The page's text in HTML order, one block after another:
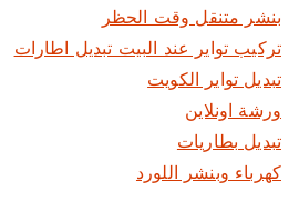
بنشر متنقل وقت الحظر
تركيب تواير عند البيت تبديل اطارات
تبديل تواير الكويت
ورشة اونلاين
تبديل بطاريات
كهرباء وبنشر اللورد